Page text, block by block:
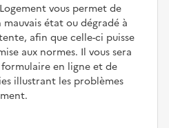
vous permet de
état ou dégradé à
afin que celle-ci puisse
aux normes. Il vous sera
en ligne et de
illustrant les problèmes